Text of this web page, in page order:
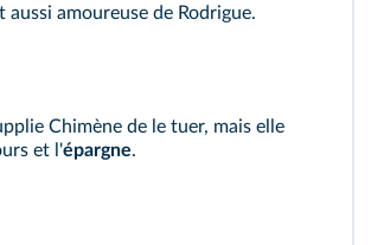
aussi amoureuse de Rodrigue.
Chimène de le tuer, mais elle
et l'épargne.